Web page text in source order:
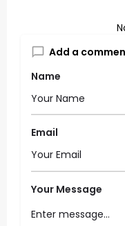
Add a
Name
Email
Your Message